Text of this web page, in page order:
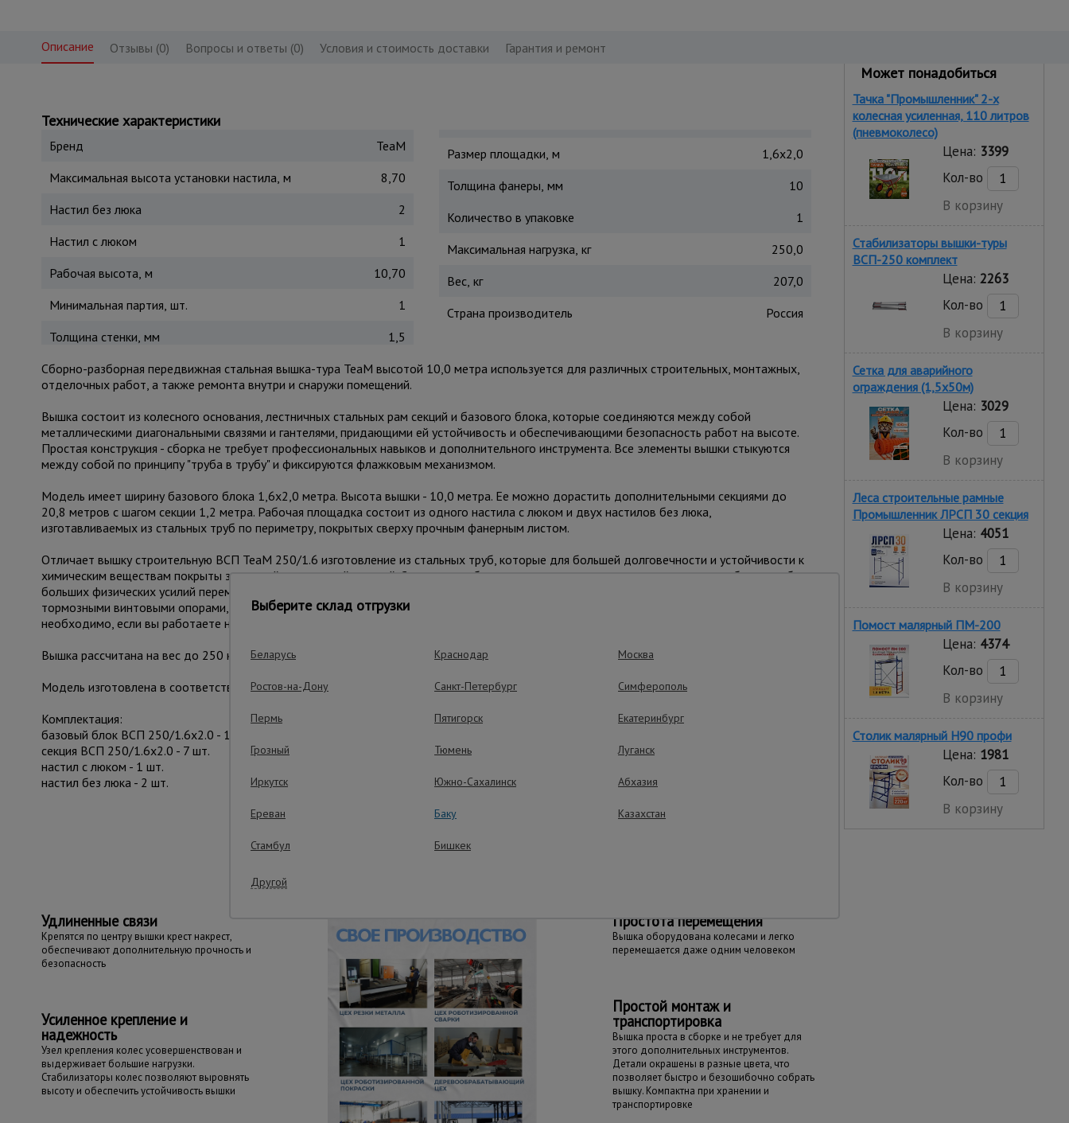
Описание Отзывы (0) Вопросы и ответы (0) Условия и стоимость доставки Гарантия и ремонт
Технические характеристики
Бренд
TeaM
Максимальная высота установки настила, м
8,70
Настил без люка
2
Настил с люком
1
Рабочая высота, м
10,70
Минимальная партия, шт.
1
Толщина стенки, мм
1,5
Размер площадки, м
1,6x2,0
Толщина фанеры, мм
10
Количество в упаковке
1
Максимальная нагрузка, кг
250,0
Вес, кг
207,0
Страна производитель
Россия
Сборно-разборная передвижная стальная вышка-тура TeaM высотой 10,0 метра используется для различных строительных, монтажных,
отделочных работ, а также ремонта внутри и снаружи помещений.
Вышка состоит из колесного основания, лестничных стальных рам секций и базового блока, которые соединяются между собой
металлическими диагональными связями и гантелями, придающими ей устойчивость и обеспечивающими безопасность работ на высоте.
Простая конструкция - сборка не требует профессиональных навыков и дополнительного инструмента. Все элементы вышки стыкуются
между собой по принципу "труба в трубу" и фиксируются флажковым механизмом.
Модель имеет ширину базового блока 1,6х2,0 метра. Высота вышки - 10,0 метра. Ее можно дорастить дополнительными секциями до
20,8 метров с шагом секции 1,2 метра. Рабочая площадка состоит из одного настила с люком и двух настилов без люка,
изготавливаемых из стальных труб по периметру, покрытых сверху прочным фанерным листом.
Отличает вышку строительную ВСП TeaM 250/1.6 изготовление из стальных труб, которые для большей долговечности и устойчивости к
химическим веществам покрыты защитной полимерной краской. С помощью обрезиненных колес данную вышку-туру можно быстро и без
больших физических усилий переместить с одного места на другое. В момент проведения работ вышку необходимо зафиксировать
тормозными винтовыми опорами, находящихся рядом с каждым колесом. Также ими можно тонко отрегулировать высоту вышки. Это
необходимо, если вы работаете на неровной площадке.
Вышка рассчитана на вес до 250 кг. На ней комфортно может разместиться рабочий с необходимым оборудованием.
Модель изготовлена в соответствии с требованиями ГОСТ Р 58755-2019.
Комплектация:
базовый блок ВСП 250/1.6х2.0 - 1 шт.
секция ВСП 250/1.6х2.0 - 7 шт.
настил с люком - 1 шт.
настил без люка - 2 шт.
Важные преимущества – эффективная работа
Удлиненные связи
Крепятся по центру вышки крест накрест,
обеспечивают дополнительную прочность и
безопасность
Усиленное крепление и
надежность
Узел крепления колес усовершенствован и
выдерживает большие нагрузки.
Стабилизаторы колес позволяют выровнять
высоту и обеспечить устойчивость вышки
Простота перемещения
Вышка оборудована колесами и легко
перемещается даже одним человеком
Простой монтаж и
транспортировка
Вышка проста в сборке и не требует для
этого дополнительных инструментов.
Детали окрашены в разные цвета, что
позволяет быстро и безошибочно собрать
вышку. Компактна при хранении и
транспортировке
Может понадобиться
Тачка "Промышленник" 2-х
колесная усиленная, 110 литров
(пневмоколесо)
Цена: 3399
Кол-во
В корзину
Стабилизаторы вышки-туры
ВСП-250 комплект
Цена: 2263
Кол-во
В корзину
Сетка для аварийного
ограждения (1,5х50м)
Цена: 3029
Кол-во
В корзину
Леса строительные рамные
Промышленник ЛРСП 30 секция
Цена: 4051
Кол-во
В корзину
Помост малярный ПМ-200
Цена: 4374
Кол-во
В корзину
Столик малярный H90 профи
Цена: 1981
Кол-во
В корзину
Выберите склад отгрузки
Беларусь Краснодар Москва
Ростов-на-Дону Санкт-Петербург Симферополь
Пермь Пятигорск Екатеринбург
Грозный Тюмень Луганск
Иркутск Южно-Сахалинск Абхазия
Ереван Баку Казахстан
Стамбул Бишкек
Другой